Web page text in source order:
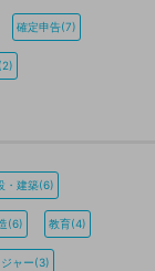
確定申告(7)
・建築(6)
(6) 教育(4)
ャー(3)